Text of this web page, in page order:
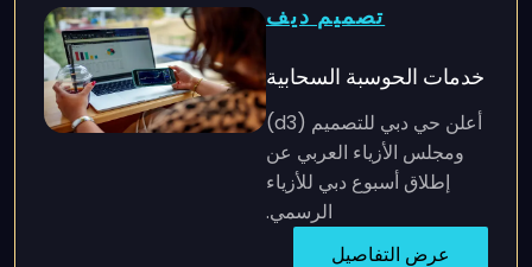
تصميم ديف
خدمات الحوسبة السحابية
أعلن حي دبي للتصميم (d3)
ومجلس الأزياء العربي عن
إطلاق أسبوع دبي للأزياء
الرسمي.
عرض التفاصيل